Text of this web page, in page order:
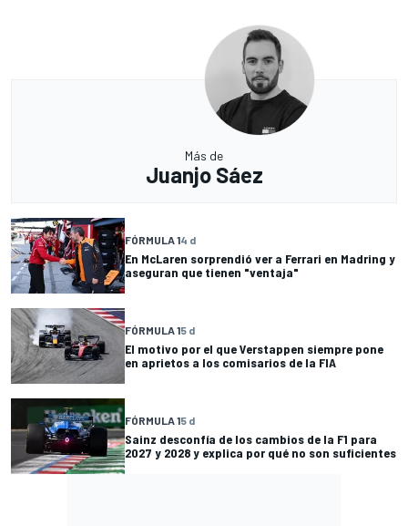
Más de
Juanjo Sáez
FÓRMULA 14 d
En McLaren sorprendió ver a Ferrari en Madring y
aseguran que tienen "ventaja"
FÓRMULA 15 d
El motivo por el que Verstappen siempre pone
en aprietos a los comisarios de la FIA
FÓRMULA 15 d
Sainz desconfía de los cambios de la F1 para
2027 y 2028 y explica por qué no son suficientes